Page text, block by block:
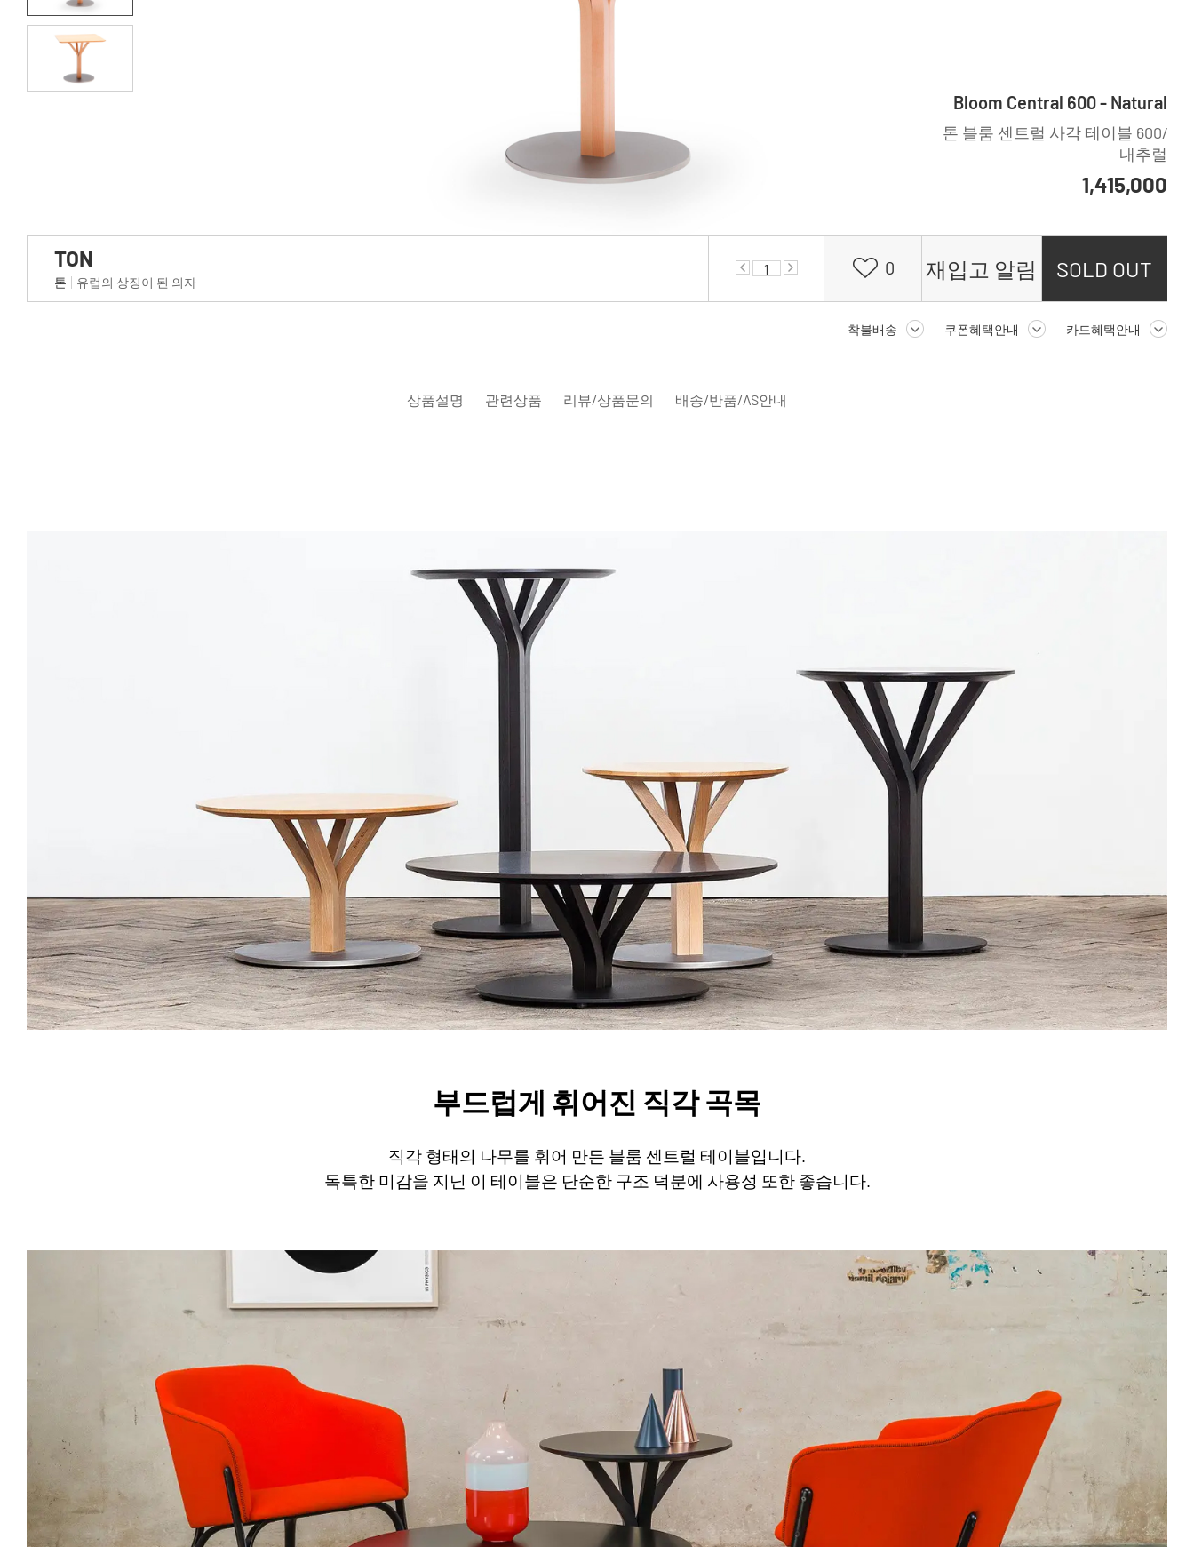
Bloom Central 600 - Natural
톤 블룸 센트럴 사각 테이블 600/
내추럴
1,415,000
TON
톤 유럽의 상징이 된 의자
0 재입고 알림 SOLD OUT
착불배송 쿠폰혜택안내 카드혜택안내
상품설명 관련상품 리뷰/상품문의 배송/반품/AS안내
부드럽게 휘어진 직각 곡목
직각 형태의 나무를 휘어 만든 블룸 센트럴 테이블입니다.
독특한 미감을 지닌 이 테이블은 단순한 구조 덕분에 사용성 또한 좋습니다.